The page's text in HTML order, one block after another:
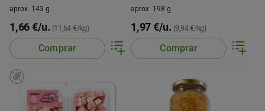
aprox. 143 g
1,66 €/u. (11,64 €/kg)
Comprar
aprox. 198 g
1,97 €/u. (9,94 €/kg)
Comprar